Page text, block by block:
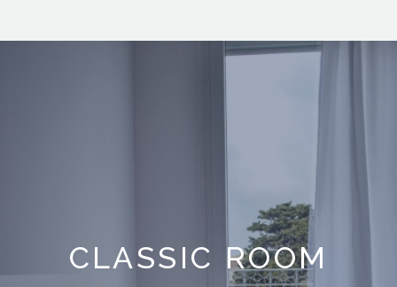
CLASSIC ROOM